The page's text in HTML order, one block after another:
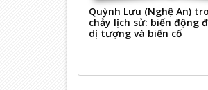
Quỳnh Lưu (Nghệ An)
chảy lịch sử: biến động
dị tượng và biến cố